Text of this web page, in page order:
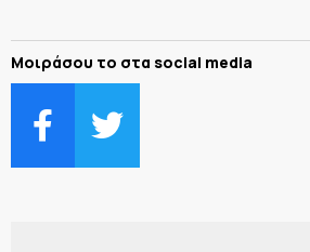
Μοιράσου το στα social media